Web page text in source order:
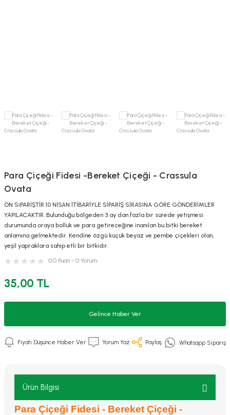
Para Çiçeği Fidesi -Bereket Çiçeği - Crassula
Ovata
ÖN SiPARİŞTİR.10 NİSAN İTİBARİYLE SİPARİŞ SİRASINA GÖRE GÖNDERİMLER
YAPILACAKTIR. Bulunduğu bölgeden 3 ay dan fazla bir sürede yetişmesi
durumunda oraya bolluk ve para getireceğine inanılan bu bitki bereket
anlamına gelmektedir. Kendine özgü küçük beyaz ve pembe çiçekleri olan,
yeşil yapraklara sahip etli bir bitkidir.
0.0 Puan - 0 Yorum
35,00 TL
Gelince Haber Ver
Fiyatı Düşünce Haber Ver Yorum Yaz Paylaş Whatsapp Sipariş
Ürün Bilgisi
Para Çiçeği Fidesi - Bereket Çiçeği -